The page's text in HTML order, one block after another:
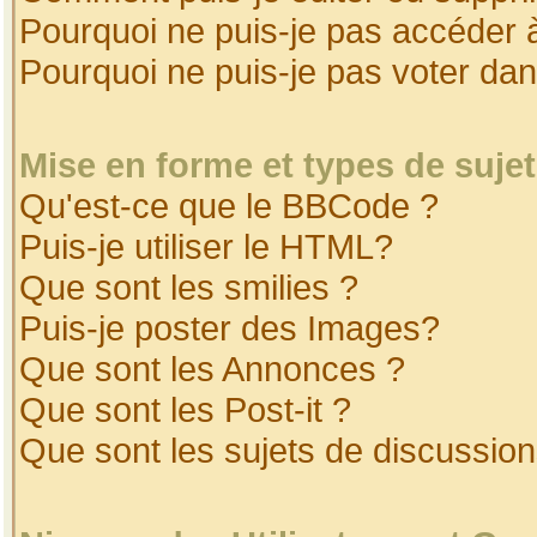
Pourquoi ne puis-je pas accéder
Pourquoi ne puis-je pas voter
Mise en forme et types de
Qu'est-ce que le BBCode ?
Puis-je utiliser le HTML?
Que sont les smilies ?
Puis-je poster des Images?
Que sont les Annonces ?
Que sont les Post-it ?
Que sont les sujets de